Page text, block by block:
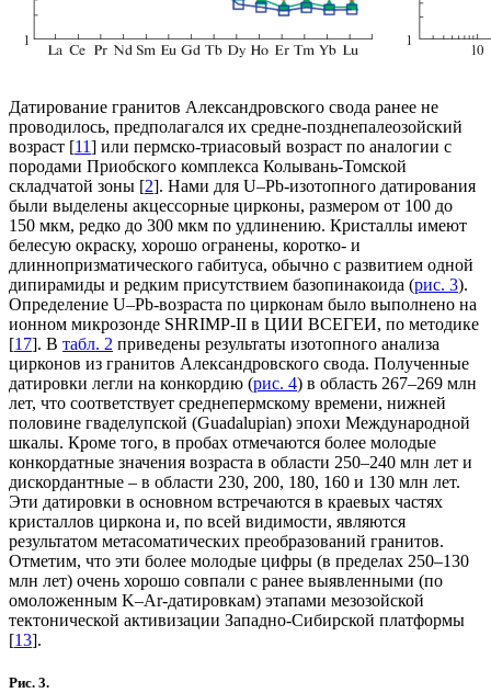
Датирование гранитов Александровского свода ранее не
проводилось, предполагался их средне-позднепалеозойский
возраст [11] или пермско-триасовый возраст по аналогии с
породами Приобского комплекса Колывань-Томской
складчатой зоны [2]. Нами для U–Pb-изотопного датирования
были выделены акцессорные цирконы, размером от 100 до
150 мкм, редко до 300 мкм по удлинению. Кристаллы имеют
белесую окраску, хорошо огранены, коротко- и
длиннопризматического габитуса, обычно с развитием одной
дипирамиды и редким присутствием базопинакоида (рис. 3).
Определение U–Pb-возраста по цирконам было выполнено на
ионном микрозонде SHRIMP-II в ЦИИ ВСЕГЕИ, по методике
[17]. В табл. 2 приведены результаты изотопного анализа
цирконов из гранитов Александровского свода. Полученные
датировки легли на конкордию (рис. 4) в область 267–269 млн
лет, что соответствует среднепермскому времени, нижней
половине гваделупской (Guadalupian) эпохи Международной
шкалы. Кроме того, в пробах отмечаются более молодые
конкордатные значения возраста в области 250–240 млн лет и
дискордантные – в области 230, 200, 180, 160 и 130 млн лет.
Эти датировки в основном встречаются в краевых частях
кристаллов циркона и, по всей видимости, являются
результатом метасоматических преобразований гранитов.
Отметим, что эти более молодые цифры (в пределах 250–130
млн лет) очень хорошо совпали с ранее выявленными (по
омоложенным K–Ar-датировкам) этапами мезозойской
тектонической активизации Западно-Сибирской платформы
[13].
Рис. 3.